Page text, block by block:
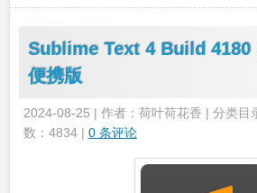
Sublime Text 4 Build 4180
便携版
2024-08-25 | 作者：荷叶荷花香 | 分类目
数：4834 | 0 条评论